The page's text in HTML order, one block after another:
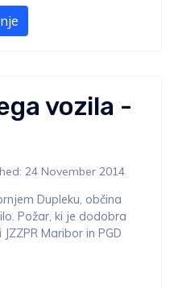
vozila -
24 November 2014
Dupleku, občina
Požar, ki je dodobra
Maribor in PGD